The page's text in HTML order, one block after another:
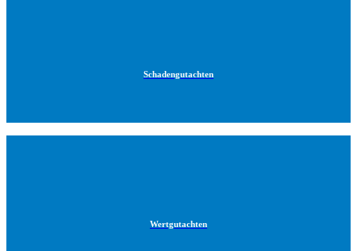
Schadengutachten
Wertgutachten